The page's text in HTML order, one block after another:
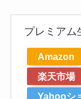
プレミアム
Amazon
楽天市場
Yahooシ